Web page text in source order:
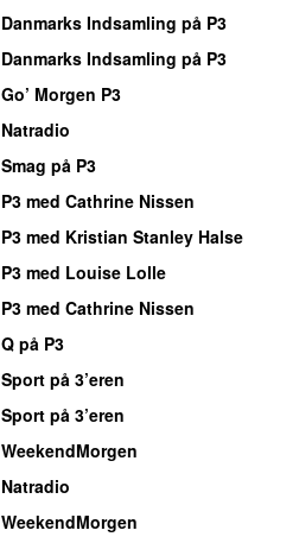
Danmarks Indsamling på P3
Danmarks Indsamling på P3
Go’ Morgen P3
Natradio
Smag på P3
P3 med Cathrine Nissen
P3 med Kristian Stanley Halse
P3 med Louise Lolle
P3 med Cathrine Nissen
Q på P3
Sport på 3’eren
Sport på 3’eren
WeekendMorgen
Natradio
WeekendMorgen